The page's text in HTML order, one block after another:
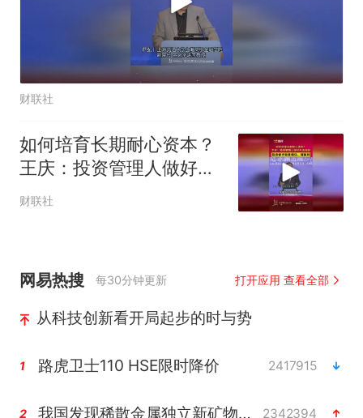
财联社
如何培育长期耐心资本？
王庆：投资管理人做好产
品体验，投资者才 能拿得
财联社
网易热搜 每30分钟更新 打开应用 查看全部
从科技创新看开局起步的时与势
1 路虎卫士110 HSE限时降价 2417915
2 我国发现稀散金属独立新矿物——乌斯河锗矿 2342394